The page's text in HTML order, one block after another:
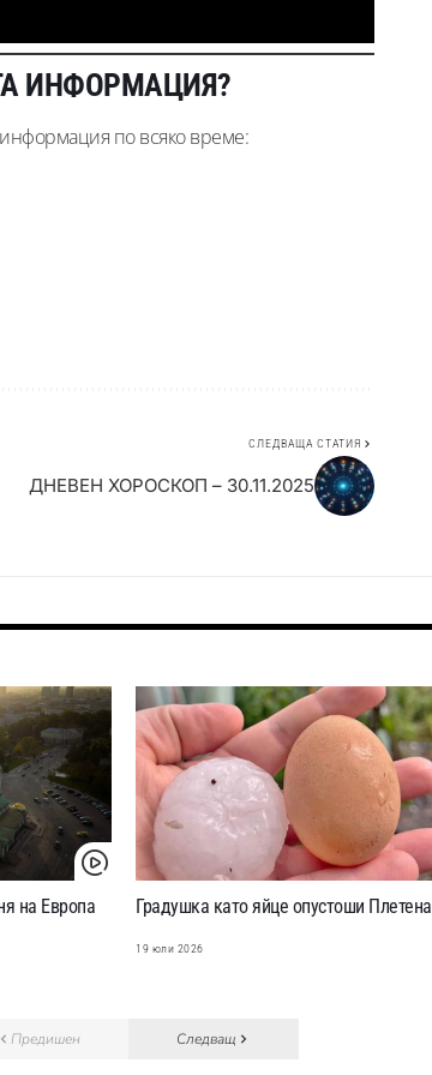
ИНФОРМАЦИЯ?
по всяко време:
СЛЕДВАЩА СТАТИЯ
ДНЕВЕН ХОРОСКОП – 30.11.2025
на Европа Градушка като яйце опустоши Плетена
19 юли 2026
Предишен Следващ